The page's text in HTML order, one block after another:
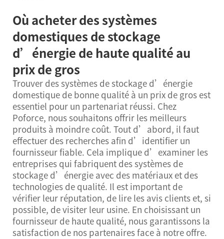
Où acheter des systèmes
domestiques de stockage
d’énergie de haute qualité au
prix de gros
Trouver des systèmes de stockage d’énergie
domestique de bonne qualité à un prix de gros est
essentiel pour un partenariat réussi. Chez
Poforce, nous souhaitons offrir les meilleurs
produits à moindre coût. Tout d’abord, il faut
effectuer des recherches afin d’identifier un
fournisseur fiable. Cela implique d’examiner les
entreprises qui fabriquent des systèmes de
stockage d’énergie avec des matériaux et des
technologies de qualité. Il est important de
vérifier leur réputation, de lire les avis clients et, si
possible, de visiter leur usine. En choisissant un
fournisseur de haute qualité, nous garantissons la
satisfaction de nos partenaires face à notre offre.